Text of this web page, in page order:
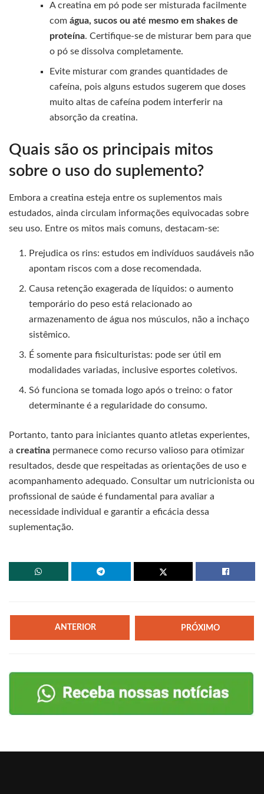
A creatina em pó pode ser misturada facilmente
com água, sucos ou até mesmo em shakes de
proteína. Certifique-se de misturar bem para que
o pó se dissolva completamente.
Evite misturar com grandes quantidades de
cafeína, pois alguns estudos sugerem que doses
muito altas de cafeína podem interferir na
absorção da creatina.
Quais são os principais mitos
sobre o uso do suplemento?
Embora a creatina esteja entre os suplementos mais
estudados, ainda circulam informações equivocadas sobre
seu uso. Entre os mitos mais comuns, destacam-se:
Prejudica os rins: estudos em indivíduos saudáveis não
apontam riscos com a dose recomendada.
Causa retenção exagerada de líquidos: o aumento
temporário do peso está relacionado ao
armazenamento de água nos músculos, não a inchaço
sistêmico.
É somente para fisiculturistas: pode ser útil em
modalidades variadas, inclusive esportes coletivos.
Só funciona se tomada logo após o treino: o fator
determinante é a regularidade do consumo.
Portanto, tanto para iniciantes quanto atletas experientes,
a creatina permanece como recurso valioso para otimizar
resultados, desde que respeitadas as orientações de uso e
acompanhamento adequado. Consultar um nutricionista ou
profissional de saúde é fundamental para avaliar a
necessidade individual e garantir a eficácia dessa
suplementação.
ANTERIOR PRÓXIMO